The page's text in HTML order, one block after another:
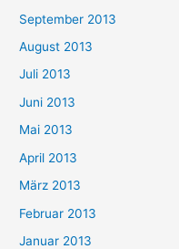
September 2013
August 2013
Juli 2013
Juni 2013
Mai 2013
April 2013
März 2013
Februar 2013
Januar 2013